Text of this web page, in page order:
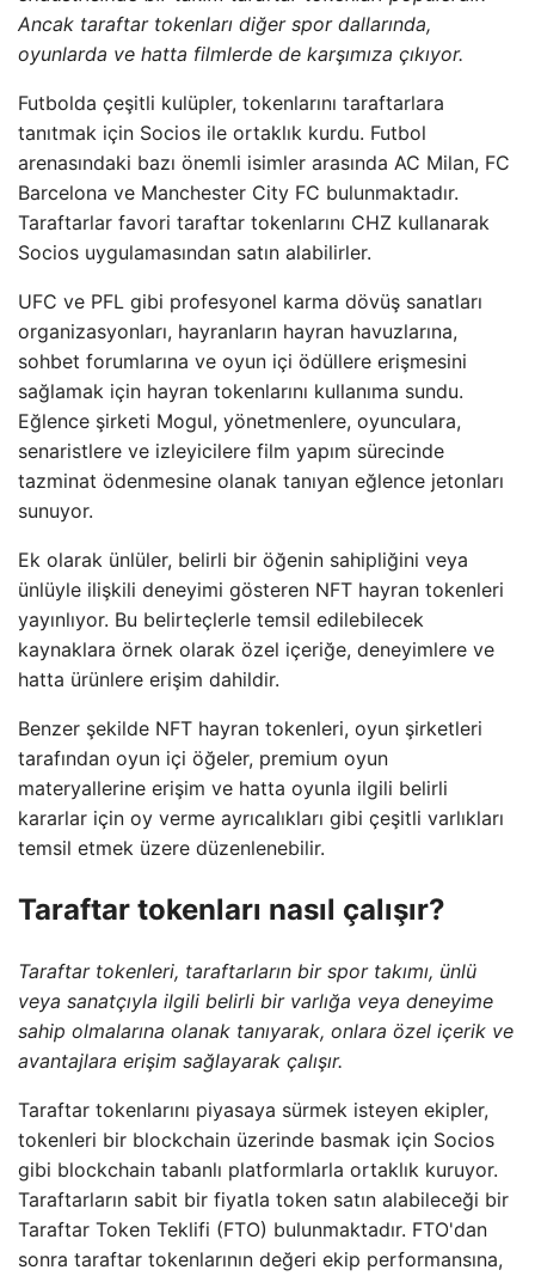
Ancak taraftar tokenları diğer spor dallarında,
oyunlarda ve hatta filmlerde de karşımıza çıkıyor.
Futbolda çeşitli kulüpler, tokenlarını taraftarlara
tanıtmak için Socios ile ortaklık kurdu. Futbol
arenasındaki bazı önemli isimler arasında AC Milan, FC
Barcelona ve Manchester City FC bulunmaktadır.
Taraftarlar favori taraftar tokenlarını CHZ kullanarak
Socios uygulamasından satın alabilirler.
UFC ve PFL gibi profesyonel karma dövüş sanatları
organizasyonları, hayranların hayran havuzlarına,
sohbet forumlarına ve oyun içi ödüllere erişmesini
sağlamak için hayran tokenlarını kullanıma sundu.
Eğlence şirketi Mogul, yönetmenlere, oyunculara,
senaristlere ve izleyicilere film yapım sürecinde
tazminat ödenmesine olanak tanıyan eğlence jetonları
sunuyor.
Ek olarak ünlüler, belirli bir öğenin sahipliğini veya
ünlüyle ilişkili deneyimi gösteren NFT hayran tokenleri
yayınlıyor. Bu belirteçlerle temsil edilebilecek
kaynaklara örnek olarak özel içeriğe, deneyimlere ve
hatta ürünlere erişim dahildir.
Benzer şekilde NFT hayran tokenleri, oyun şirketleri
tarafından oyun içi öğeler, premium oyun
materyallerine erişim ve hatta oyunla ilgili belirli
kararlar için oy verme ayrıcalıkları gibi çeşitli varlıkları
temsil etmek üzere düzenlenebilir.
Taraftar tokenları nasıl çalışır?
Taraftar tokenleri, taraftarların bir spor takımı, ünlü
veya sanatçıyla ilgili belirli bir varlığa veya deneyime
sahip olmalarına olanak tanıyarak, onlara özel içerik ve
avantajlara erişim sağlayarak çalışır.
Taraftar tokenlarını piyasaya sürmek isteyen ekipler,
tokenleri bir blockchain üzerinde basmak için Socios
gibi blockchain tabanlı platformlarla ortaklık kuruyor.
Taraftarların sabit bir fiyatla token satın alabileceği bir
Taraftar Token Teklifi (FTO) bulunmaktadır. FTO'dan
sonra taraftar tokenlarının değeri ekip performansına,